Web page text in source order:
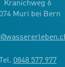
Kranichweg 6
Muri bei Bern
@
0848 577 977